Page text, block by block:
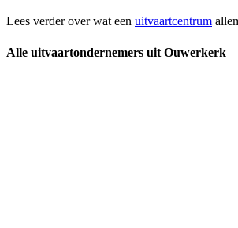
Lees verder over wat een uitvaartcentrum
Alle uitvaartondernemers uit Ouwerkerk